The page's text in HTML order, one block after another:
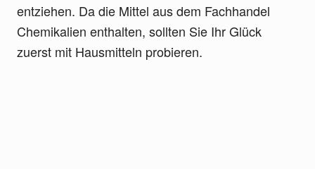
entziehen. Da die Mittel aus dem Fachhandel
Chemikalien enthalten, sollten Sie Ihr Glück
zuerst mit Hausmitteln probieren.